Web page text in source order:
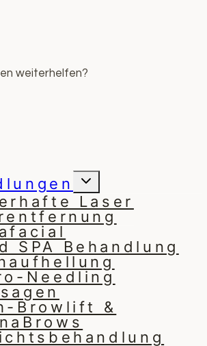
weiterhelfen?
Untermenü
umschalten
Laser
SPA Behandlung
Needling
Browlift &